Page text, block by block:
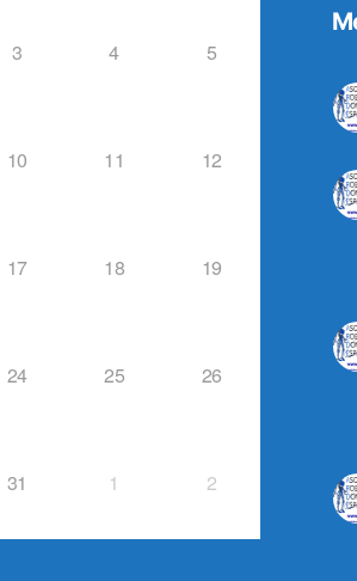
3 4 5
10 11 12
17 18 19
24 25 26
31 1 2